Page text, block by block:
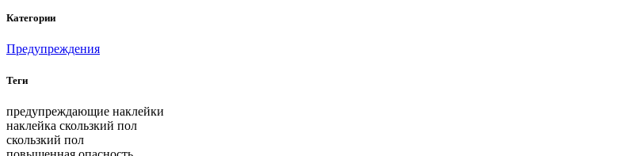
Категории
Предупреждения
Теги
предупреждающие наклейки
наклейка скользкий пол
скользкий пол